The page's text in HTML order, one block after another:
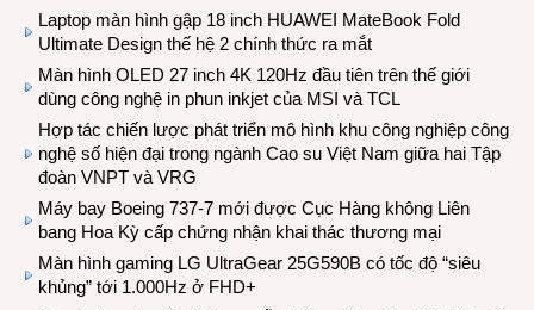
Laptop màn hình gập 18 inch HUAWEI MateBook Fold
Ultimate Design thế hệ 2 chính thức ra mắt
Màn hình OLED 27 inch 4K 120Hz đầu tiên trên thế giới
dùng công nghệ in phun inkjet của MSI và TCL
Hợp tác chiến lược phát triển mô hình khu công nghiệp công
nghệ số hiện đại trong ngành Cao su Việt Nam giữa hai Tập
đoàn VNPT và VRG
Máy bay Boeing 737-7 mới được Cục Hàng không Liên
bang Hoa Kỳ cấp chứng nhận khai thác thương mại
Màn hình gaming LG UltraGear 25G590B có tốc độ “siêu
khủng” tới 1.000Hz ở FHD+